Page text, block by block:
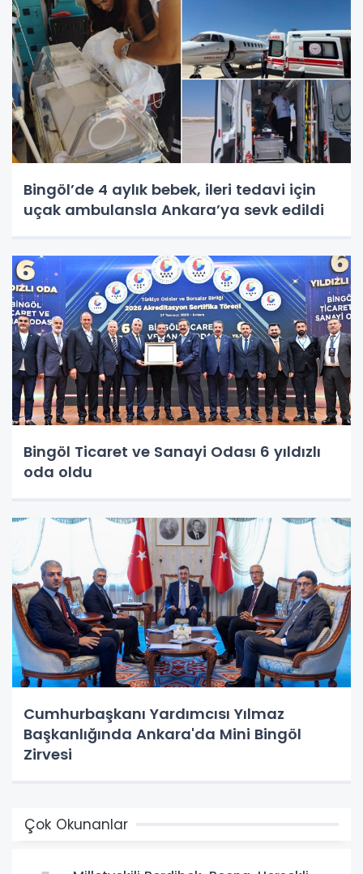
Bingöl’de 4 aylık bebek, ileri tedavi için
uçak ambulansla Ankara’ya sevk edildi
Bingöl Ticaret ve Sanayi Odası 6 yıldızlı
oda oldu
Cumhurbaşkanı Yardımcısı Yılmaz
Başkanlığında Ankara'da Mini Bingöl
Zirvesi
Çok Okunanlar